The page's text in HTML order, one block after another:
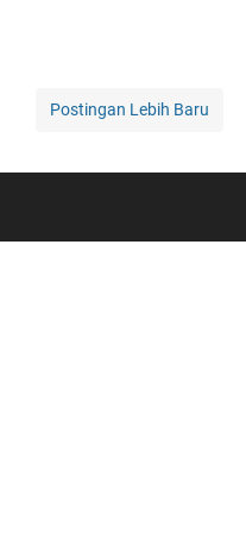
Postingan Lebih Baru